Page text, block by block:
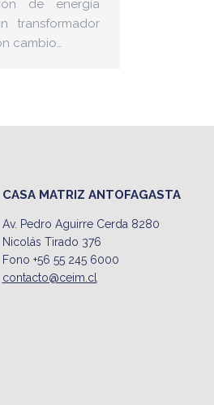
de energía
transformador
cambio…
CASA MATRIZ ANTOFAGASTA
Av. Pedro Aguirre Cerda 8280
Nicolás Tirado 376
Fono +56 55 245 6000
contacto@ceim.cl